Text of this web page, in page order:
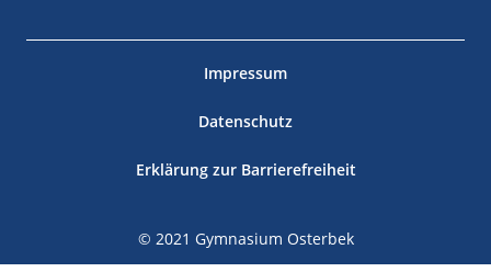
© 2021 Gymnasium Osterbek
Impressum
Datenschutz
Erklärung zur Barrierefreiheit